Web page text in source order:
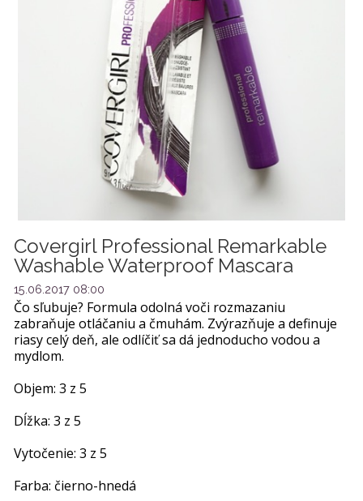
Covergirl Professional Remarkable
Washable Waterproof Mascara
15.06.2017 08:00
Čo sľubuje? Formula odolná voči rozmazaniu
zabraňuje otláčaniu a čmuhám. Zvýrazňuje a definuje
riasy celý deň, ale odlíčiť sa dá jednoducho vodou a
mydlom.
Objem: 3 z 5
Dĺžka: 3 z 5
Vytočenie: 3 z 5
Farba: čierno-hnedá